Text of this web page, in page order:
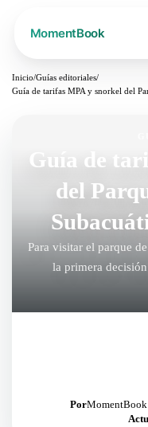
Inicio/Guías editoriales/
Guía de tarifas MPA y snorkel del
Guía de
del
Para visitar el parque
la primera
Por